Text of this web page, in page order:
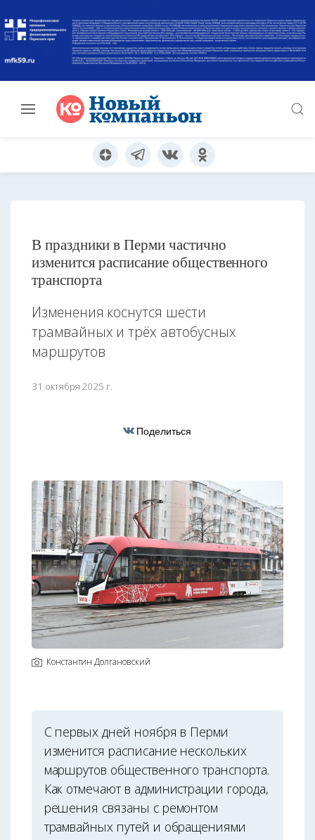
В праздники в Перми частично
изменится расписание общественного
транспорта
Изменения коснутся шести
трамвайных и трёх автобусных
маршрутов
31 октября 2025 г.
Поделиться
Константин Долгановский
С первых дней ноября в Перми
изменится расписание нескольких
маршрутов общественного транспорта.
Как отмечают в администрации города,
решения связаны с ремонтом
трамвайных путей и обращениями